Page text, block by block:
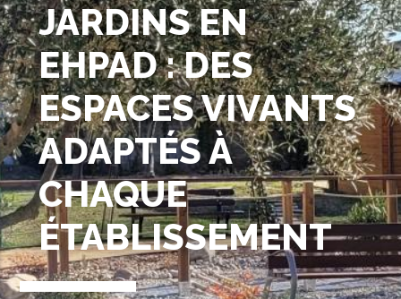
JARDINS EN
EHPAD : DES
ESPACES VIVANTS
ADAPTÉS À
CHAQUE
ÉTABLISSEMENT